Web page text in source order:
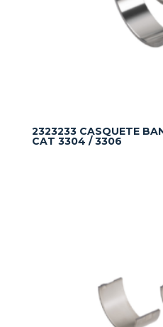
2323233 CASQUETE
CAT 3304 / 3306